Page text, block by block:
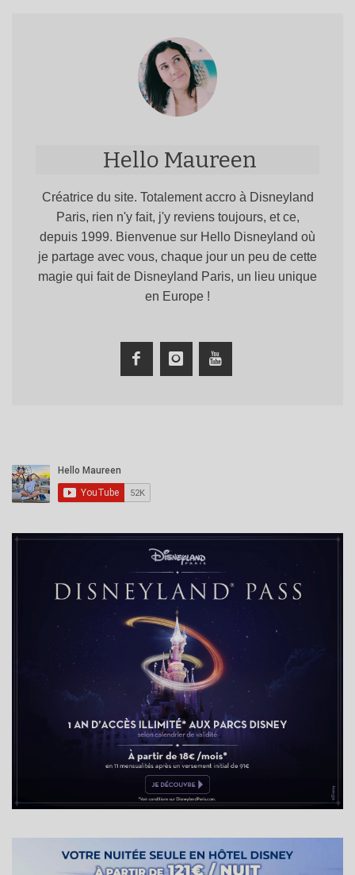
Hello Maureen
Créatrice du site. Totalement accro à Disneyland
Paris, rien n'y fait, j'y reviens toujours, et ce,
depuis 1999. Bienvenue sur Hello Disneyland où
je partage avec vous, chaque jour un peu de cette
magie qui fait de Disneyland Paris, un lieu unique
en Europe !